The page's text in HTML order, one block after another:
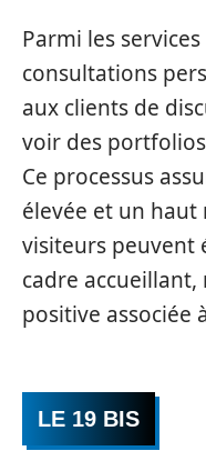
Parmi les
consultations
aux clients de
voir des
Ce processus
élevée et un haut
visiteurs peuvent
cadre accueillant,
positive associée
LE 19 BIS